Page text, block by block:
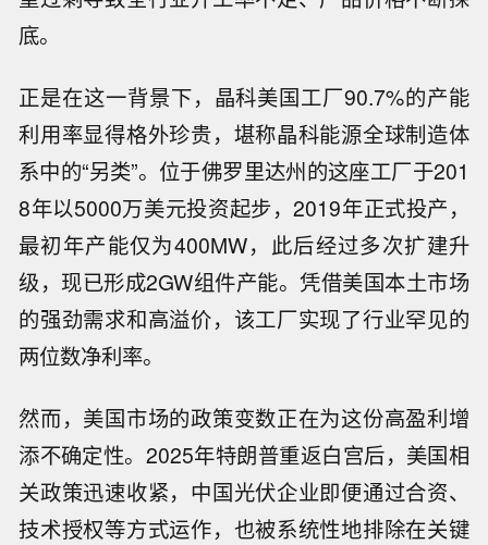
底。
正是在这一背景下，晶科美国工厂90.7%的产能
利用率显得格外珍贵，堪称晶科能源全球制造体
系中的“另类”。位于佛罗里达州的这座工厂于201
8年以5000万美元投资起步，2019年正式投产，
最初年产能仅为400MW，此后经过多次扩建升
级，现已形成2GW组件产能。凭借美国本土市场
的强劲需求和高溢价，该工厂实现了行业罕见的
两位数净利率。
然而，美国市场的政策变数正在为这份高盈利增
添不确定性。2025年特朗普重返白宫后，美国相
关政策迅速收紧，中国光伏企业即便通过合资、
技术授权等方式运作，也被系统性地排除在关键